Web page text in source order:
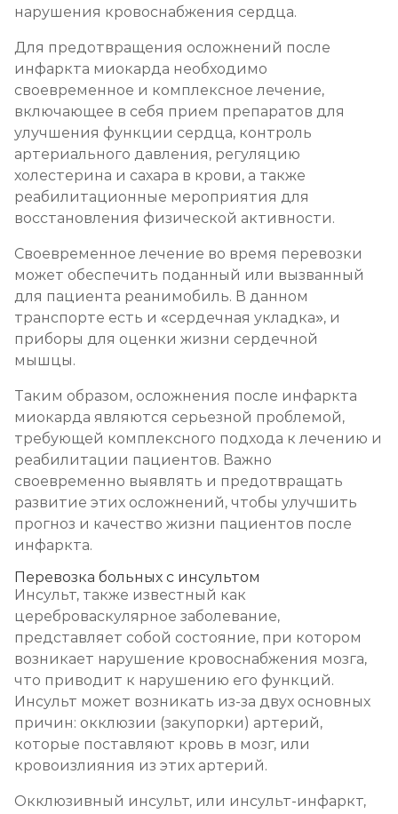
нарушения кровоснабжения сердца.
Для предотвращения осложнений после
инфаркта миокарда необходимо
своевременное и комплексное лечение,
включающее в себя прием препаратов для
улучшения функции сердца, контроль
артериального давления, регуляцию
холестерина и сахара в крови, а также
реабилитационные мероприятия для
восстановления физической активности.
Своевременное лечение во время перевозки
может обеспечить поданный или вызванный
для пациента реанимобиль. В данном
транспорте есть и «сердечная укладка», и
приборы для оценки жизни сердечной
мышцы.
Таким образом, осложнения после инфаркта
миокарда являются серьезной проблемой,
требующей комплексного подхода к лечению и
реабилитации пациентов. Важно
своевременно выявлять и предотвращать
развитие этих осложнений, чтобы улучшить
прогноз и качество жизни пациентов после
инфаркта.
Перевозка больных с инсультом
Инсульт, также известный как
цереброваскулярное заболевание,
представляет собой состояние, при котором
возникает нарушение кровоснабжения мозга,
что приводит к нарушению его функций.
Инсульт может возникать из-за двух основных
причин: окклюзии (закупорки) артерий,
которые поставляют кровь в мозг, или
кровоизлияния из этих артерий.
Окклюзивный инсульт, или инсульт-инфаркт,